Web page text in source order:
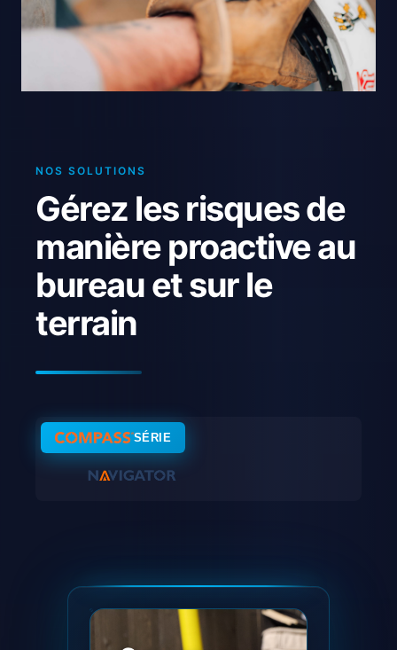
NOS SOLUTIONS
Gérez les risques de
manière proactive au
bureau et sur le
terrain
SÉRIE